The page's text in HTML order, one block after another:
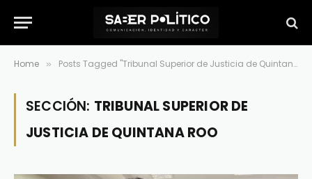
Home » Posts Tagged "Tribunal Superior de Justicia de Quintana Roo"
SECCIÓN: TRIBUNAL SUPERIOR DE
JUSTICIA DE QUINTANA ROO